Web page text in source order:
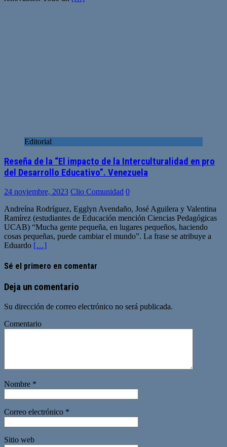
Editorial
Reseña de la “El impacto de la Interculturalidad en pro
del Desarrollo Educativo”. Venezuela
24 noviembre, 2023 Clio Comunidad 0
Andreína Rodríguez, Egglyn Avendaño, José Aguilera y Valentina
Ramírez (estudiantes de Educación mención Ciencias Pedagógicas
UCAB) “Mucha gente pequeña, en lugares pequeños, haciendo
cosas pequeñas, puede cambiar el mundo”. La frase se atribuye a
Eduardo […]
Sé el primero en comentar
Deja un comentario
Su dirección de correo electrónico no será publicada.
Comentario
Nombre *
Correo electrónico *
Sitio web